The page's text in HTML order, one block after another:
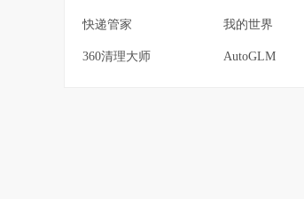
快递管家 我的世界
360清理大师 AutoGLM